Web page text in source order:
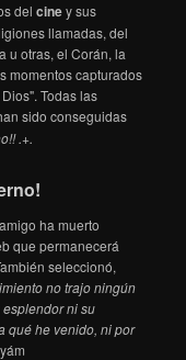
delciney sus
llamadas, del
u otras, el Corán, la
momentos capturados
Todas las
sido conseguidas
.+.
ha muerto
que permanecerá
seleccionó,
no trajo ningún
ni su
qué he venido, ni por